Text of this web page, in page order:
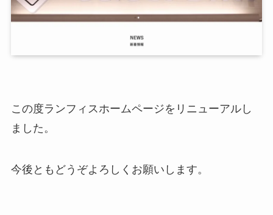
この度ランフィスホームページをリニューアルし
ました。
今後ともどうぞよろしくお願いします。